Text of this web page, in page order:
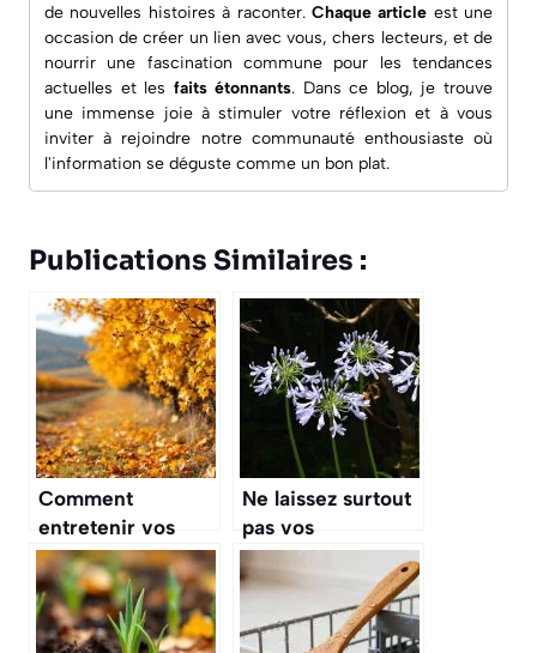
de nouvelles histoires à raconter. Chaque article est une
occasion de créer un lien avec vous, chers lecteurs, et de
nourrir une fascination commune pour les tendances
actuelles et les faits étonnants. Dans ce blog, je trouve
une immense joie àstimuler votre réflexion et à vous
inviter à rejoindre notre communauté enthousiaste où
l'information se déguste comme un bon plat.
Publications Similaires :
Comment
entretenir vos
ronces en
automne : astuces
pour une taille
efficace et
Ne laissez surtout
pas vos
agapanthes
souffrir cet hiver !
Voici les gestes
essentiels à faire